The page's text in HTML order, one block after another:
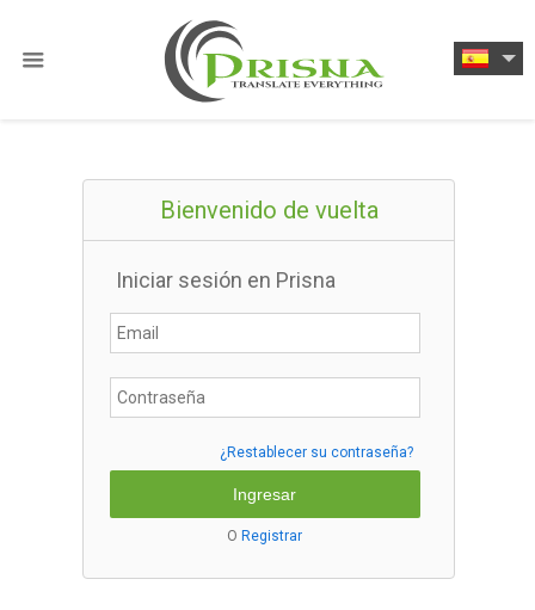
Bienvenido de vuelta
Iniciar sesión en Prisna
¿Restablecer su contraseña?
Ingresar
O Registrar